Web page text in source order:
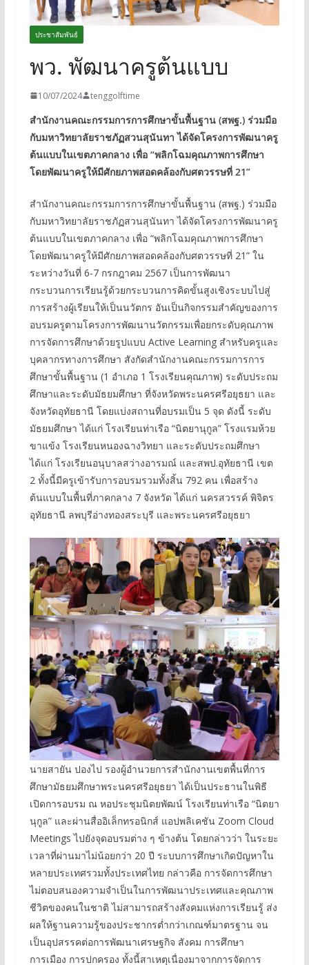
ประชาสัมพันธ์
พว. พัฒนาครูต้นแบบ
10/07/2024 tenggolftime
สำนักงานคณะกรรมการการศึกษาขั้นพื้นฐาน (สพฐ.) ร่วมมือ
กับมหาวิทยาลัยราชภัฏสวนสุนันทา ได้จัดโครงการพัฒนาครู
ต้นแบบในเขตภาคกลาง เพื่อ “พลิกโฉมคุณภาพการศึกษา
โดยพัฒนาครูให้มีศักยภาพสอดคล้องกับศตวรรษที่ 21”
สำนักงานคณะกรรมการการศึกษาขั้นพื้นฐาน (สพฐ.) ร่วมมือ
กับมหาวิทยาลัยราชภัฏสวนสุนันทา ได้จัดโครงการพัฒนาครู
ต้นแบบในเขตภาคกลาง เพื่อ “พลิกโฉมคุณภาพการศึกษา
โดยพัฒนาครูให้มีศักยภาพสอดคล้องกับศตวรรษที่ 21” ใน
ระหว่างวันที่ 6-7 กรกฎาคม 2567 เป็นการพัฒนา
กระบวนการเรียนรู้ด้วยกระบวนการคิดขั้นสูงเชิงระบบไปสู่
การสร้างผู้เรียนให้เป็นนวัตกร อันเป็นกิจกรรมสำคัญของการ
อบรมครูตามโครงการพัฒนานวัตกรรมเพื่อยกระดับคุณภาพ
การจัดการศึกษาด้วยรูปแบบ Active Learning สำหรับครูและ
บุคลากรทางการศึกษา สังกัดสำนักงานคณะกรรมการการ
ศึกษาขั้นพื้นฐาน (1 อําเภอ 1 โรงเรียนคุณภาพ) ระดับประถม
ศึกษาและระดับมัธยมศึกษา ที่จังหวัดพระนครศรีอยุธยา และ
จังหวัดอุทัยธานี โดยแบ่งสถานที่อบรมเป็น 5 จุด ดังนี้ ระดับ
มัธยมศึกษา ได้แก่ โรงเรียนท่าเรือ “นิตยานุกูล” โรงแรมห้วย
ขาแข้ง โรงเรียนหนองฉางวิทยา และระดับประถมศึกษา
ได้แก่ โรงเรียนอนุบาลสว่างอารมณ์ และสพป.อุทัยธานี เขต
2 ทั้งนี้มีครูเข้ารับการอบรมรวมทั้งสิ้น 792 คน เพื่อสร้าง
ต้นแบบในพื้นที่ภาคกลาง 7 จังหวัด ได้แก่ นครสวรรค์ พิจิตร
อุทัยธานี ลพบุรีอ่างทองสระบุรี และพระนครศรีอยุธยา
นายสายัน ปองไป รองผู้อำนวยการสำนักงานเขตพื้นที่การ
ศึกษามัธยมศึกษาพระนครศรีอยุธยา ได้เป็นประธานในพิธี
เปิดการอบรม ณ หอประชุมนิตยพัฒน์ โรงเรียนท่าเรือ “นิตยา
นุกูล” และผ่านสื่ออิเล็กทรอนิกส์ แอปพลิเคชัน Zoom Cloud
Meetings ไปยังจุดอบรมต่าง ๆ ข้างต้น โดยกล่าวว่า ในระยะ
เวลาที่ผ่านมาไม่น้อยกว่า 20 ปี ระบบการศึกษาเกิดปัญหาใน
หลายประเทศรวมทั้งประเทศไทย กล่าวคือ การจัดการศึกษา
ไม่ตอบสนองความจำเป็นในการพัฒนาประเทศและคุณภาพ
ชีวิตของคนในชาติ ไม่สามารถสร้างสังคมแห่งการเรียนรู้ ส่ง
ผลให้ฐานความรู้ของประชากรต่ำกว่าเกณฑ์มาตรฐาน จน
เป็นอุปสรรคต่อการพัฒนาเศรษฐกิจ สังคม การศึกษา
การเมือง การปกครอง ทั้งนี้สาเหตุเนื่องมาจากการจัดการ